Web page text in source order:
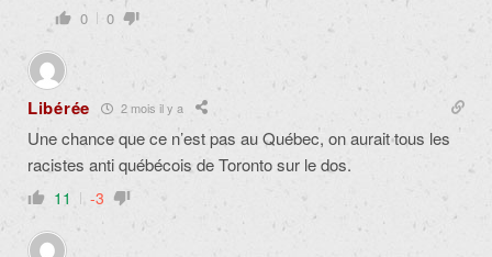
0 0
Libérée 2 mois il y a
Une chance que ce n’est pas au Québec, on aurait tous les
racistes anti québécois de Toronto sur le dos.
11 -3